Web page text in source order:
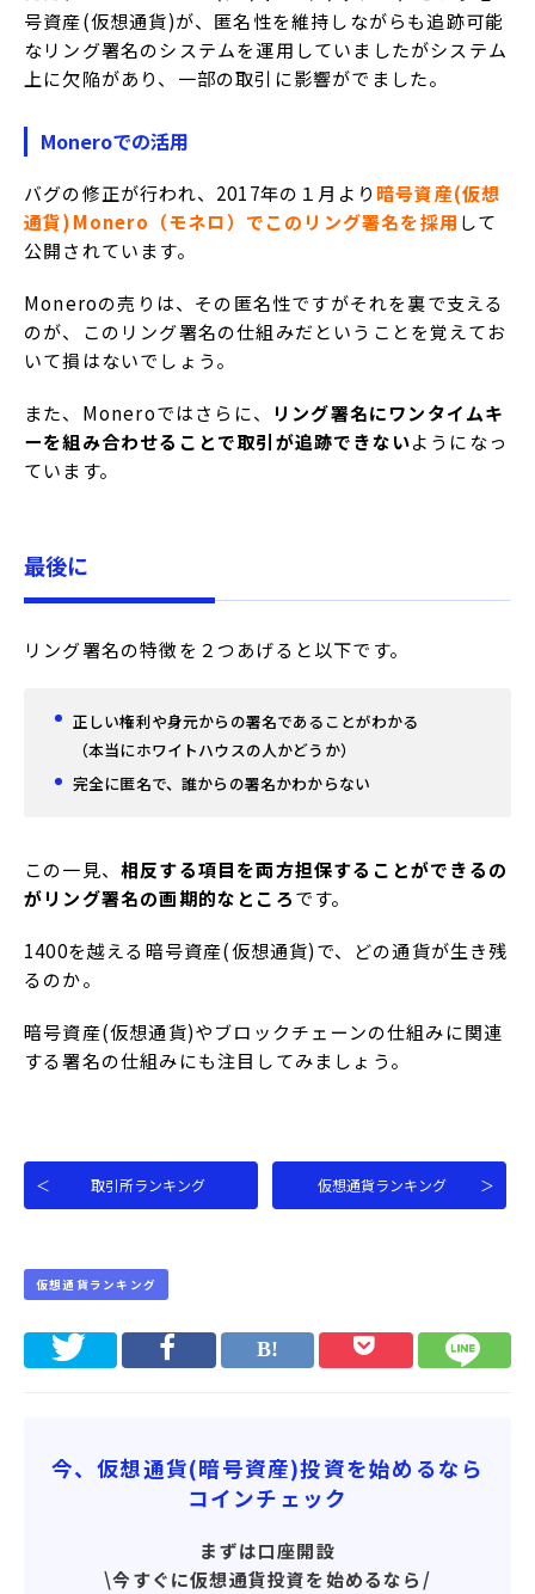
号資産(仮想通貨)が、匿名性を維持しながらも追跡可能
なリング署名のシステムを運用していましたがシステム
上に欠陥があり、一部の取引に影響がでました。
Moneroでの活用
バグの修正が行われ、2017年の１月より 暗号資産(仮想
通貨)Monero（モネロ）でこのリング署名を採用 して
公開されています。
Moneroの売りは、その匿名性ですがそれを裏で支える
のが、このリング署名の仕組みだということを覚えてお
いて損はないでしょう。
また、Moneroではさらに、
リング署名にワンタイムキ
ーを組み合わせることで取引が追跡できないようになっ
ています。
最後に
リング署名の特徴を２つあげると以下です。
正しい権利や身元からの署名であることがわかる
（本当にホワイトハウスの人かどうか）
完全に匿名で、誰からの署名かわからない
この一見、相反する項目を両方担保することができるの
がリング署名の画期的なところです。
1400を越える暗号資産(仮想通貨)で、どの通貨が生き残
るのか。
暗号資産(仮想通貨)やブロックチェーンの仕組みに関連
する署名の仕組みにも注目してみましょう。
＜ 取引所ランキング ＞
仮想通貨ランキング
仮想通貨ランキング
今、仮想通貨(暗号資産)投資を始めるなら
コインチェック
まずは口座開設
\今すぐに仮想通貨投資を始めるなら/